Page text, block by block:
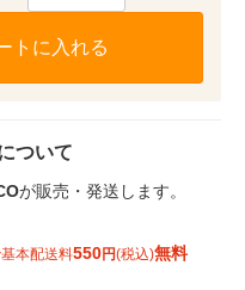
トに入れる
ついて
が販売・発送します。
本配送料550円(税込)無料